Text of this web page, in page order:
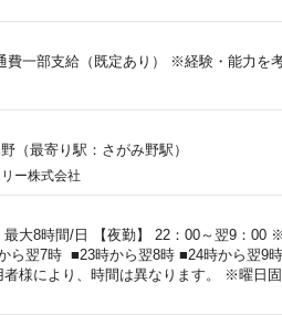
一部支給（既定あり） ※経験・能力を
（最寄り駅：さがみ野駅）
ー株式会社
最大8時間/日 【夜勤】 22：00～翌9：
ら翌7時 ■23時から翌8時 ■24時から翌9
様により、時間は異なります。 ※曜日